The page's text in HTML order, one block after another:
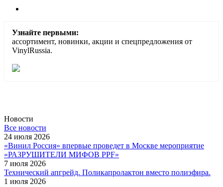
Узнайте первыми:
ассортимент, новинки, акции и спецпредложения от
VinylRussia.
Новости
Все новости
24 июля 2026
«Винил Россия» впервые проведет в Москве мероприятие
«РАЗРУШИТЕЛИ МИФОВ PPF»
7 июля 2026
Технический апгрейд. Поликапролактон вместо полиэфира.
1 июля 2026